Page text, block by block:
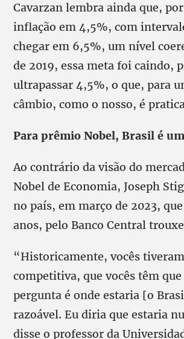
Cavarzan lembra ainda que,
inflação em 4,5%, com
chegar em 6,5%, um nível
de 2019, essa meta foi caindo,
ultrapassar 4,5%, o que, para
câmbio, como o nosso, é
Para prêmio Nobel, Brasil é
Ao contrário da visão do
Nobel de Economia, Joseph
no país, em março de 2023,
anos, pelo Banco Central
“Historicamente, vocês
competitiva, que vocês têm
pergunta é onde estaria [o
razoável. Eu diria que estaria
disse o professor da